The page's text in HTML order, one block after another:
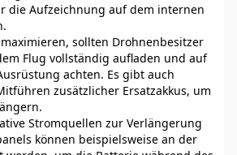
die Aufzeichnung auf dem internen
sollten Drohnenbesitzer
Flug vollständig aufladen und auf
achten. Es gibt auch
zusätzlicher Ersatzakkus, um
Stromquellen zur Verlängerung
können beispielsweise an der